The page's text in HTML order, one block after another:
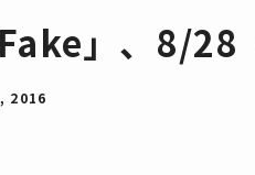
」、8/28
, 2016